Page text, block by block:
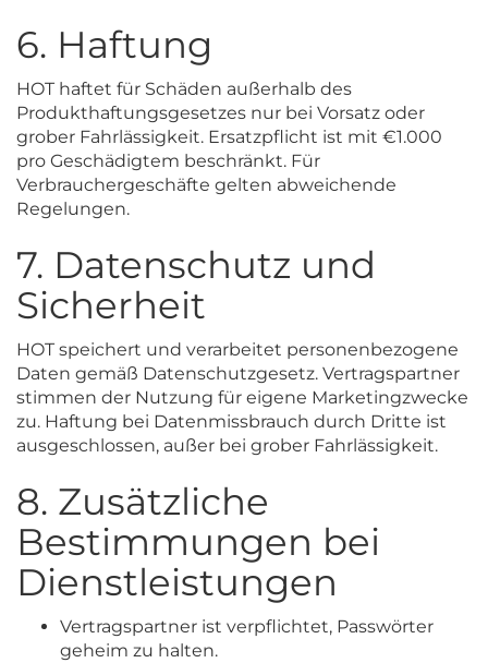
6. Haftung
HOT haftet für Schäden außerhalb des
Produkthaftungsgesetzes nur bei Vorsatz oder
grober Fahrlässigkeit. Ersatzpflicht ist mit €1.000
pro Geschädigtem beschränkt. Für
Verbrauchergeschäfte gelten abweichende
Regelungen.
7. Datenschutz und
Sicherheit
HOT speichert und verarbeitet personenbezogene
Daten gemäß Datenschutzgesetz. Vertragspartner
stimmen der Nutzung für eigene Marketingzwecke
zu. Haftung bei Datenmissbrauch durch Dritte ist
ausgeschlossen, außer bei grober Fahrlässigkeit.
8. Zusätzliche
Bestimmungen bei
Dienstleistungen
Vertragspartner ist verpflichtet, Passwörter
geheim zu halten.